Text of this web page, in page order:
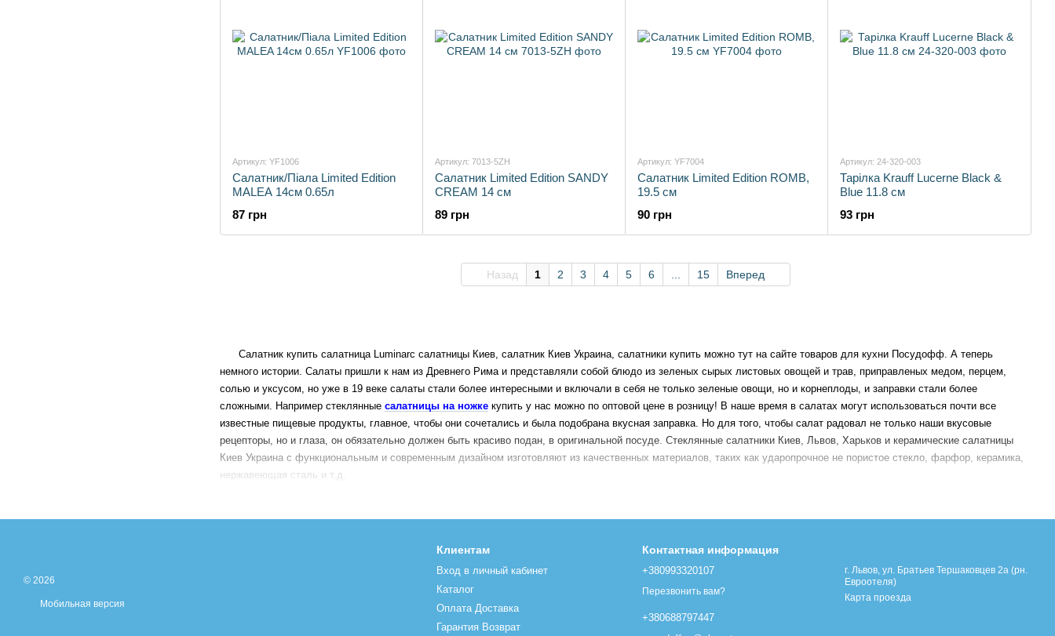
Салатник купить салатница Luminarc салатницы Киев, салатник Киев Украина, салатники купить можно тут на сайте товаров для кухни Посудофф. А теперь
немного истории. Салаты пришли к нам из Древнего Рима и представляли собой блюдо из зеленых сырых листовых овощей и трав, приправленых медом, перцем,
солью и уксусом, но уже в 19 веке салаты стали более интересными и включали в себя не только зеленые овощи, но и корнеплоды, и заправки стали более
сложными. Например стеклянные салатницы на ножке купить у нас можно по оптовой цене в розницу! В наше время в салатах могут использоваться почти все
известные пищевые продукты, главное, чтобы они сочетались и была подобрана вкусная заправка. Но для того, чтобы салат радовал не только наши вкусовые
рецепторы, но и глаза, он обязательно должен быть красиво подан, в оригинальной посуде. Стеклянные салатники Киев, Львов, Харьков и керамические салатницы
Киев Украина с функциональным и современным дизайном изготовляют из качественных материалов, таких как ударопрочное не пористое стекло, фарфор, керамика,
нержавеющая сталь и т.д.
продукции на любой вкус. Салатница Киев от Luminarc и салатник BergHOFF или салатник Vinzer - это свежие и вкусные идеи на Вашей кухне!
Артикул: YF1006
Салатник/Піала Limited Edition
MALEA 14см 0.65л
87 грн
Артикул: 7013-5ZH
Салатник Limited Edition SANDY
CREAM 14 см
89 грн
Артикул: YF7004
Салатник Limited Edition ROMB,
19.5 см
90 грн
Артикул: 24-320-003
Тарілка Krauff Lucerne Black &
Blue 11.8 см
93 грн
Назад 1 2 3 4 5 6 15 Вперед
© 2026
Мобильная версия
Клиентам
Вход в личный кабинет
Каталог
Оплата Доставка
Гарантия Возврат
Контактная информация
+380993320107
Перезвонить вам?
+380688797447
г. Львов, ул. Братьев Тершаковцев 2а (рн.
Евроотеля)
Карта проезда